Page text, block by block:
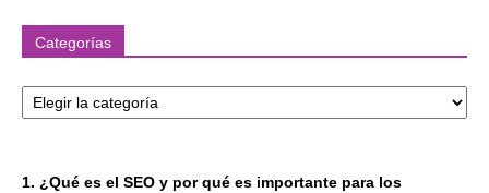
Categorías
1. ¿Qué es el SEO y por qué es importante para los